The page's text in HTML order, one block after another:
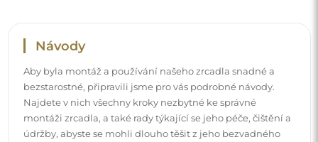
Návody
Aby byla montáž a používání našeho zrcadla snadné a
bezstarostné, připravili jsme pro vás podrobné návody.
Najdete v nich všechny kroky nezbytné ke správné
montáži zrcadla, a také rady týkající se jeho péče, čištění a
údržby, abyste se mohli dlouho těšit z jeho bezvadného